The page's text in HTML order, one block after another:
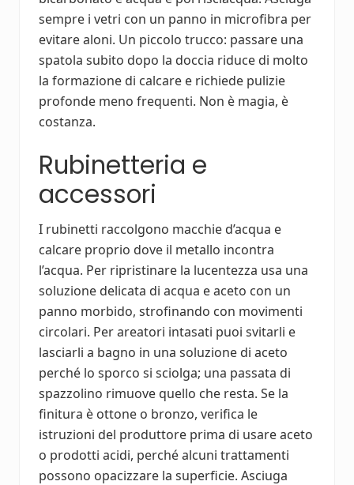
sempre i vetri con un panno in microfibra per
evitare aloni. Un piccolo trucco: passare una
spatola subito dopo la doccia riduce di molto
la formazione di calcare e richiede pulizie
profonde meno frequenti. Non è magia, è
costanza.
Rubinetteria e
accessori
I rubinetti raccolgono macchie d’acqua e
calcare proprio dove il metallo incontra
l’acqua. Per ripristinare la lucentezza usa una
soluzione delicata di acqua e aceto con un
panno morbido, strofinando con movimenti
circolari. Per areatori intasati puoi svitarli e
lasciarli a bagno in una soluzione di aceto
perché lo sporco si sciolga; una passata di
spazzolino rimuove quello che resta. Se la
finitura è ottone o bronzo, verifica le
istruzioni del produttore prima di usare aceto
o prodotti acidi, perché alcuni trattamenti
possono opacizzare la superficie. Asciuga